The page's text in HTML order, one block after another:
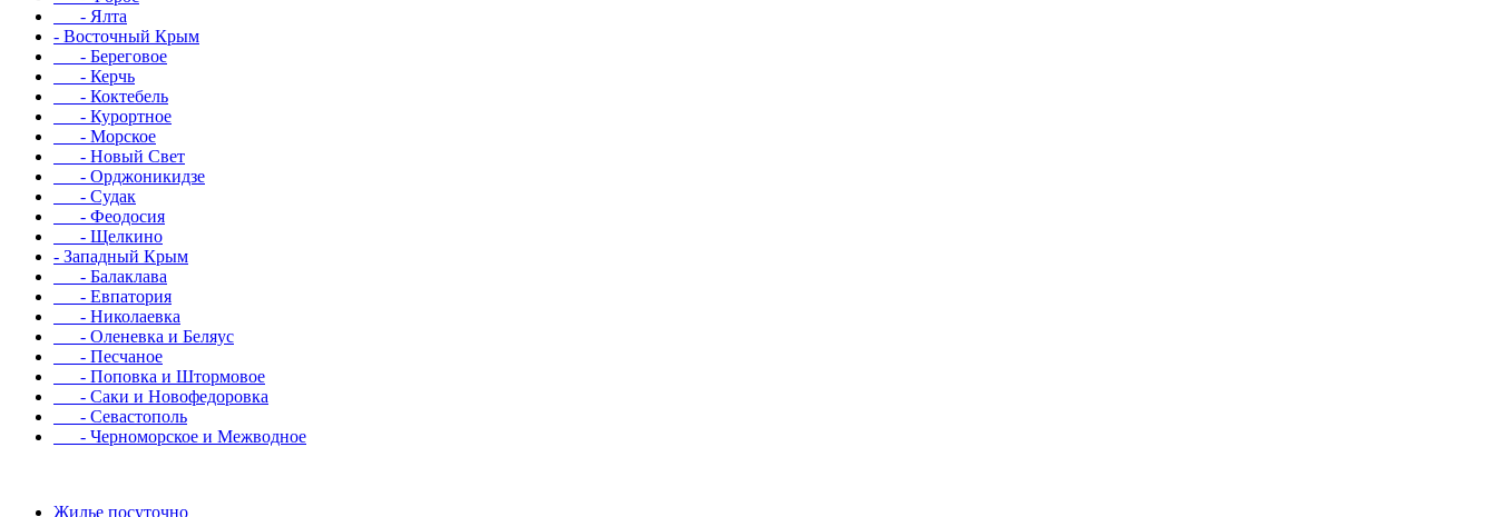
- Ялта
- Восточный Крым
- Береговое
- Керчь
- Коктебель
- Курортное
- Морское
- Новый Свет
- Орджоникидзе
- Судак
- Феодосия
- Щелкино
- Западный Крым
- Балаклава
- Евпатория
- Николаевка
- Оленевка и Беляус
- Песчаное
- Поповка и Штормовое
- Саки и Новофедоровка
- Севастополь
- Черноморское и Межводное
Жилье посуточно